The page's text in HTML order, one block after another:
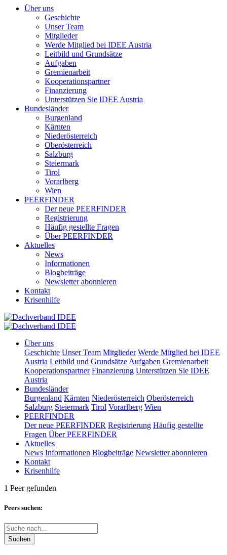
Über uns
Geschichte
Unser Team
Mitglieder
Werde Mitglied bei IDEE Austria
Leitbild und Grundsätze
Aufgaben
Gremienarbeit
Kooperationspartner
Finanzierung
Unterstützen Sie IDEE Austria
Bundesländer
Burgenland
Kärnten
Niederösterreich
Oberösterreich
Salzburg
Steiermark
Tirol
Vorarlberg
Wien
PEERFINDER
Der neue PEERFINDER
Registrierung
Häufig gestellte Fragen
Über PEERFINDER
Aktuelles
News
Informationen
Blogbeiträge
Newsletter abonnieren
Kontakt
Krisenhilfe
Über uns
Geschichte Unser Team Mitglieder Werde Mitglied bei IDEE
Austria Leitbild und Grundsätze Aufgaben Gremienarbeit
Kooperationspartner Finanzierung Unterstützen Sie IDEE
Austria
Bundesländer
Burgenland Kärnten Niederösterreich Oberösterreich
Salzburg Steiermark Tirol Vorarlberg Wien
PEERFINDER
Der neue PEERFINDER Registrierung Häufig gestellte
Fragen Über PEERFINDER
Aktuelles
News Informationen Blogbeiträge Newsletter abonnieren
Kontakt
Krisenhilfe
1 Peer gefunden
Peers suchen:
Suchen